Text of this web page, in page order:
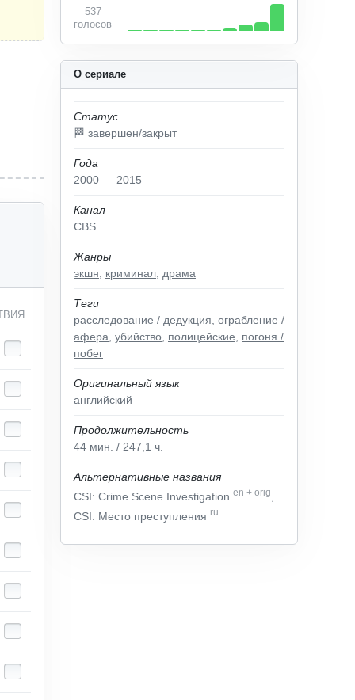
О сериале
Статус
🏁 завершен/закрыт
Года
2000 — 2015
Канал
CBS
Жанры
экшн
криминал драма
Теги
расследование / дедукция ограбление /
афера убийство полицейские
погоня /
побег
Оригинальный язык
английский
Продолжительность
44 мин. / 247,1 ч.
Альтернативные названия
CSI: Crime Scene Investigation en + orig
CSI: Место преступления ru
537
голосов